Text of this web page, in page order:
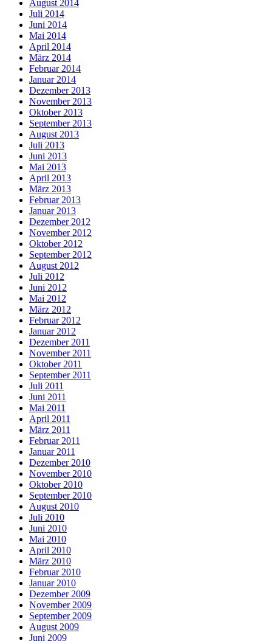
August 2014
Juli 2014
Juni 2014
Mai 2014
April 2014
März 2014
Februar 2014
Januar 2014
Dezember 2013
November 2013
Oktober 2013
September 2013
August 2013
Juli 2013
Juni 2013
Mai 2013
April 2013
März 2013
Februar 2013
Januar 2013
Dezember 2012
November 2012
Oktober 2012
September 2012
August 2012
Juli 2012
Juni 2012
Mai 2012
März 2012
Februar 2012
Januar 2012
Dezember 2011
November 2011
Oktober 2011
September 2011
Juli 2011
Juni 2011
Mai 2011
April 2011
März 2011
Februar 2011
Januar 2011
Dezember 2010
November 2010
Oktober 2010
September 2010
August 2010
Juli 2010
Juni 2010
Mai 2010
April 2010
März 2010
Februar 2010
Januar 2010
Dezember 2009
November 2009
September 2009
August 2009
Juni 2009